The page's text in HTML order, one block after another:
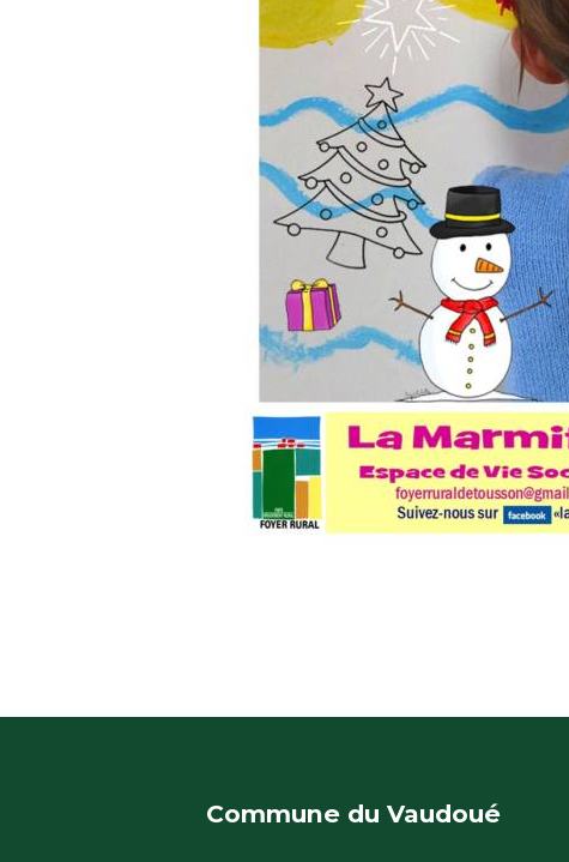
Commune du Vaudoué